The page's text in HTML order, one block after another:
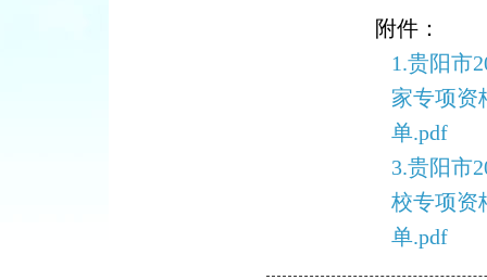
附件：
1.贵阳市
家专项资
单.pdf
3.贵阳市
校专项资
单.pdf